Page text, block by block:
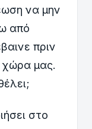
να μην
από
πριν
χώρα μας.
στο